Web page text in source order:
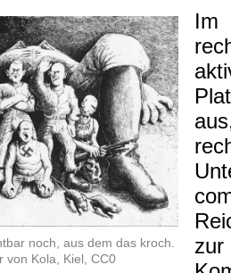
noch, aus dem das kroch.
von Kola, Kiel, CC0